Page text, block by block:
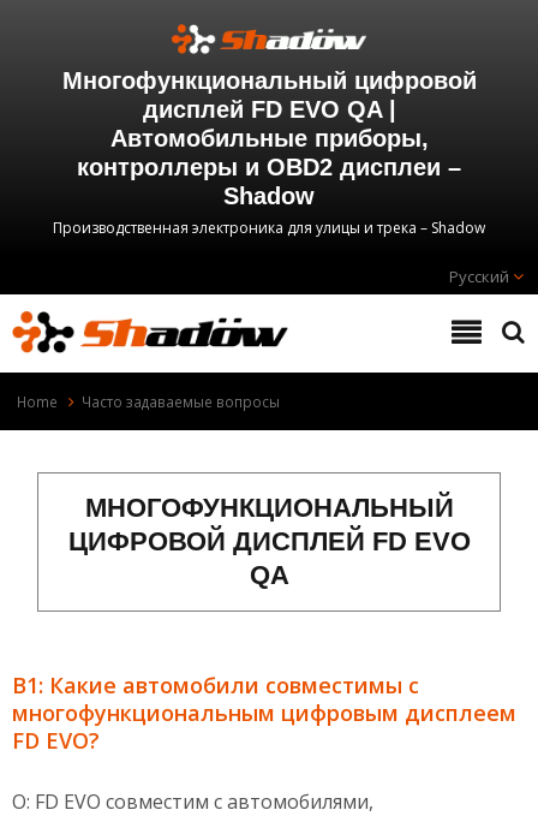
Многофункциональный цифровой
дисплей FD EVO QA |
Автомобильные приборы,
контроллеры и OBD2 дисплеи –
Shadow
Производственная электроника для улицы и трека – Shadow
Русский
Home Часто задаваемые вопросы
МНОГОФУНКЦИОНАЛЬНЫЙ
ЦИФРОВОЙ ДИСПЛЕЙ FD EVO
QA
В1: Какие автомобили совместимы с
многофункциональным цифровым дисплеем
FD EVO?
О: FD EVO совместим с автомобилями,